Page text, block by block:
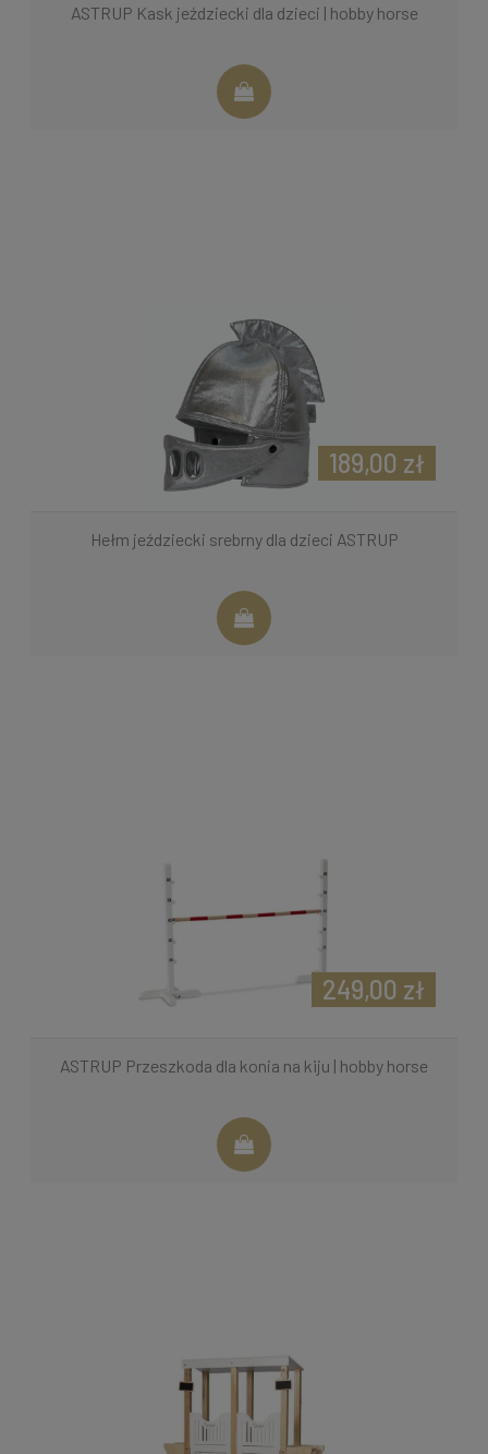
ASTRUP Kask jeździecki dla dzieci | hobby horse
Hełm jeździecki srebrny dla dzieci ASTRUP
189,00 zł
ASTRUP Przeszkoda dla konia na kiju | hobby horse
249,00 zł